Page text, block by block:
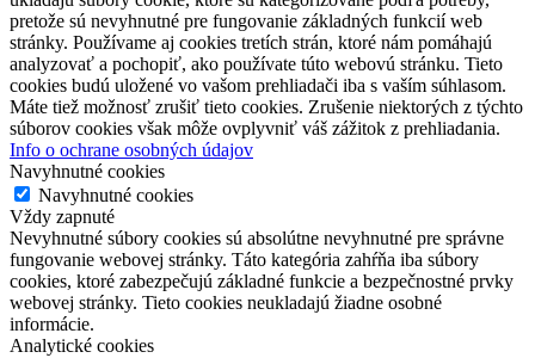
pretože sú nevyhnutné pre fungovanie základných funkcií web
stránky. Používame aj cookies tretích strán, ktoré nám pomáhajú
analyzovať a pochopiť, ako používate túto webovú stránku. Tieto
cookies budú uložené vo vašom prehliadači iba s vaším súhlasom.
Máte tiež možnosť zrušiť tieto cookies. Zrušenie niektorých z týchto
súborov cookies však môže ovplyvniť váš zážitok z prehliadania.
Info o ochrane osobných údajov
Navyhnutné cookies
Navyhnutné cookies
Vždy zapnuté
Nevyhnutné súbory cookies sú absolútne nevyhnutné pre správne
fungovanie webovej stránky. Táto kategória zahŕňa iba súbory
cookies, ktoré zabezpečujú základné funkcie a bezpečnostné prvky
webovej stránky. Tieto cookies neukladajú žiadne osobné
informácie.
Analytické cookies